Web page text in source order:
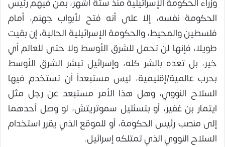
وزراء الحكومة الإسرائيلية منذ ستة أشهر، بمن فيهم رئيس
الحكومة نفسه، إلا على أنه فتح لأبواب جهنم، أمام
فلسطين والمحيط، والحكومة الإسرائيلية الحالية، إن بقيت
طويلا، فإنها لن تحمل للشرق الأوسط ولا حتى للعالم أي
خير، بل تعده بالشر كله، وإسرائيل تبشر الشرق الأوسط
بحرب عالمية/إقليمية، ليس مستبعداً أن تستخدم فيها
السلاح النووي، وهل هذا الأمر مستبعد عن رجل مثل
ايتمار بن غفير، أو بتسئليل سموتريتش، لو وصل أحدهما
إلى منصب رئيس الحكومة، أو للموقع الذي يقرر استخدام
السلاح النووي الذي تمتلكه إسرائيل.